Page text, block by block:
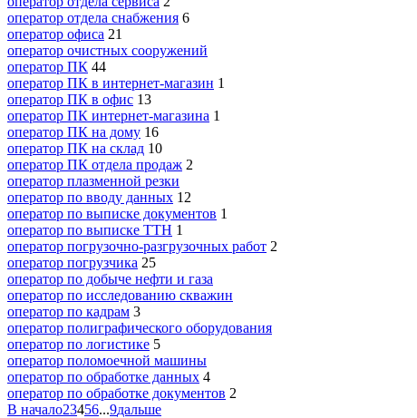
оператор отдела снабжения 6
оператор офиса 21
оператор очистных сооружений
оператор ПК 44
оператор ПК в интернет-магазин 1
оператор ПК в офис 13
оператор ПК интернет-магазина 1
оператор ПК на дому 16
оператор ПК на склад 10
оператор ПК отдела продаж 2
оператор плазменной резки
оператор по вводу данных 12
оператор по выписке документов 1
оператор по выписке ТТН 1
оператор погрузочно-разгрузочных работ 2
оператор погрузчика 25
оператор по добыче нефти и газа
оператор по исследованию скважин
оператор по кадрам 3
оператор полиграфического оборудования
оператор по логистике 5
оператор поломоечной машины
оператор по обработке данных 4
оператор по обработке документов 2
В начало23456...9дальше